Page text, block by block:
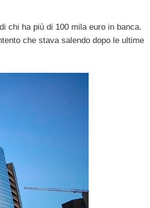
chi ha più di 100 mila euro in banca.
che stava salendo dopo le ultime